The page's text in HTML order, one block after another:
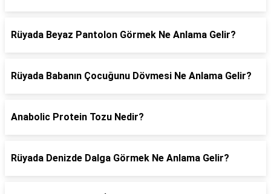
Rüyada Beyaz Pantolon Görmek Ne Anlama Gelir?
Rüyada Babanın Çocuğunu Dövmesi Ne Anlama Gelir?
Anabolic Protein Tozu Nedir?
Rüyada Denizde Dalga Görmek Ne Anlama Gelir?